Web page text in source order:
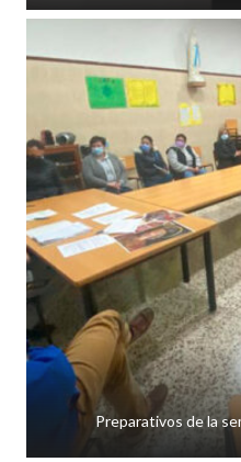
Preparativos de la